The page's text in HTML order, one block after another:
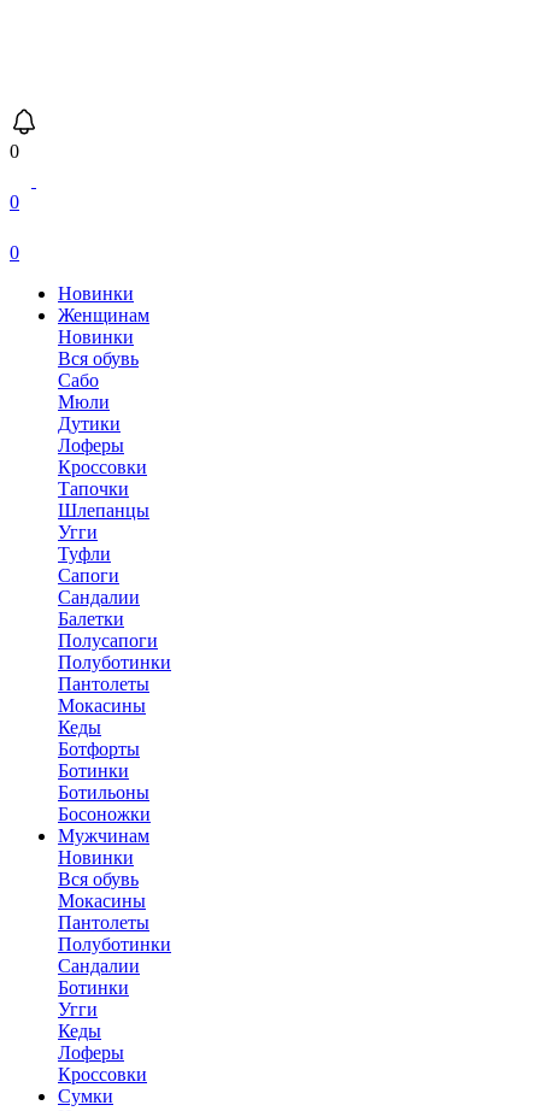
0
0
0
Новинки
Женщинам
Новинки
Вся обувь
Сабо
Мюли
Дутики
Лоферы
Кроссовки
Тапочки
Шлепанцы
Угги
Туфли
Сапоги
Сандалии
Балетки
Полусапоги
Полуботинки
Пантолеты
Мокасины
Кеды
Ботфорты
Ботинки
Ботильоны
Босоножки
Мужчинам
Новинки
Вся обувь
Мокасины
Пантолеты
Полуботинки
Сандалии
Ботинки
Угги
Кеды
Лоферы
Кроссовки
Сумки